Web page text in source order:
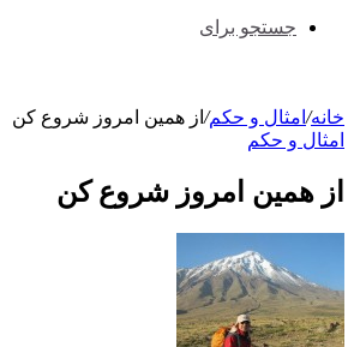
جستجو برای
خانه/ امثال و حکم/ از همین امروز شروع کن
امثال و حکم
از همین امروز شروع کن